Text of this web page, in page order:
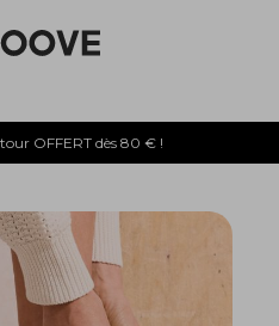
OFFERT dès 80 € !